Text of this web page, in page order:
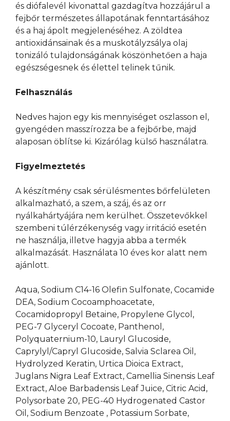
és diófalevél kivonattal gazdagítva hozzájárul a
fejbőr természetes állapotának fenntartásához
és a haj ápolt megjelenéséhez. A zöldtea
antioxidánsainak és a muskotályzsálya olaj
tonizáló tulajdonságának köszönhetően a haja
egészségesnek és élettel telinek tűnik.
Felhasználás
Nedves hajon egy kis mennyiséget oszlasson el,
gyengéden masszírozza be a fejbőrbe, majd
alaposan öblítse ki. Kizárólag külső használatra.
Figyelmeztetés
A készítmény csak sérülésmentes bőrfelületen
alkalmazható, a szem, a száj, és az orr
nyálkahártyájára nem kerülhet. Összetevőkkel
szembeni túlérzékenység vagy irritáció esetén
ne használja, illetve hagyja abba a termék
alkalmazását. Használata 10 éves kor alatt nem
ajánlott.
Aqua, Sodium C14-16 Olefin Sulfonate, Cocamide
DEA, Sodium Cocoamphoacetate,
Cocamidopropyl Betaine, Propylene Glycol,
PEG-7 Glyceryl Cocoate, Panthenol,
Polyquaternium-10, Lauryl Glucoside,
Caprylyl/Capryl Glucoside, Salvia Sclarea Oil,
Hydrolyzed Keratin, Urtica Dioica Extract,
Juglans Nigra Leaf Extract, Camellia Sinensis Leaf
Extract, Aloe Barbadensis Leaf Juice, Citric Acid,
Polysorbate 20, PEG-40 Hydrogenated Castor
Oil, Sodium Benzoate , Potassium Sorbate,